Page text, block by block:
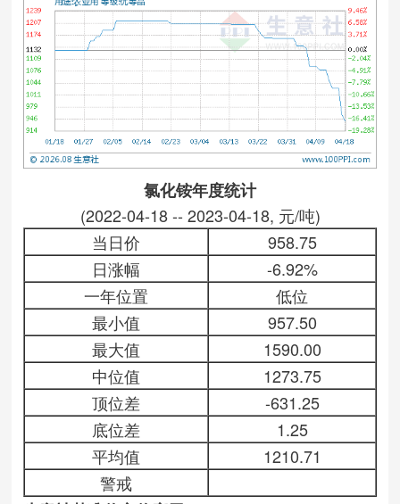
氯化铵年度统计
(2022-04-18 -- 2023-04-18, 元/吨)
当日价
958.75
日涨幅
-6.92%
一年位置
低位
最小值
957.50
最大值
1590.00
中位值
1273.75
顶位差
-631.25
底位差
1.25
平均值
1210.71
警戒